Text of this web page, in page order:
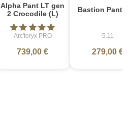
Alpha Pant LT gen
2 Crocodile (L)
Arc'teryx PRO
739,00 €
Bastion Pant
5.11
279,00 €